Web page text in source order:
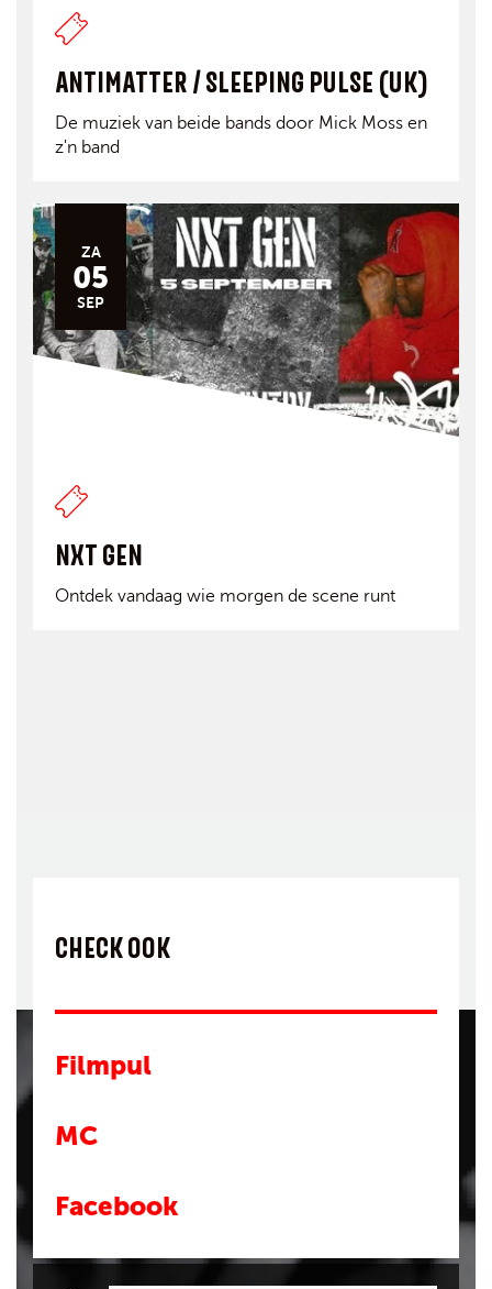
ANTIMATTER / SLEEPING PULSE (UK)
De muziek van beide bands door Mick Moss en
z'n band
ZA
05
SEP
NXT GEN
Ontdek vandaag wie morgen de scene runt
CHECK OOK
Filmpul
MC
Facebook